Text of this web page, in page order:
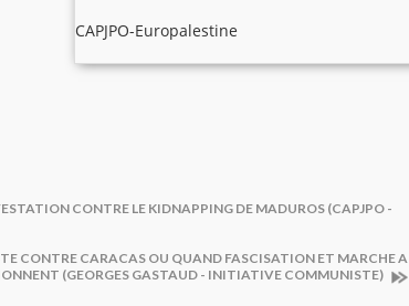
CAPJPO-Europalestine
CONTRE LE KIDNAPPING DE MADUROS (CAPJPO -
CONTRE CARACAS OU QUAND FASCISATION ET MARCHE A
(GEORGES GASTAUD - INITIATIVE COMMUNISTE)